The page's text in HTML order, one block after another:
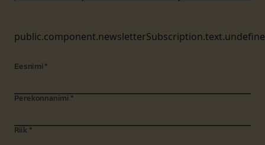
Eesnimi *
Perekonnanimi *
Riik *